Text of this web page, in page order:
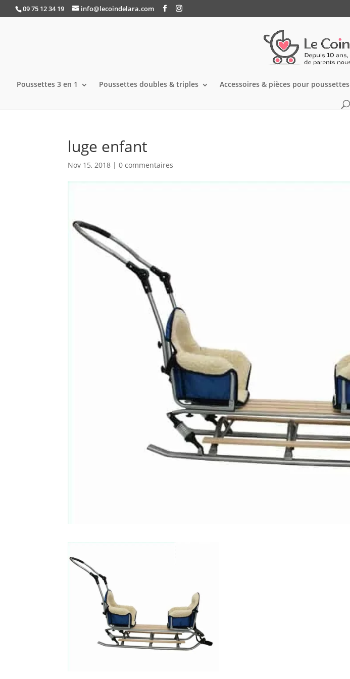
09 75 12 34 19 info@lecoindelara.com
Poussettes 3 en 1 Poussettes doubles & triples Accessoires & pièces pour poussettes
luge enfant
Nov 15, 2018 |0 commentaires